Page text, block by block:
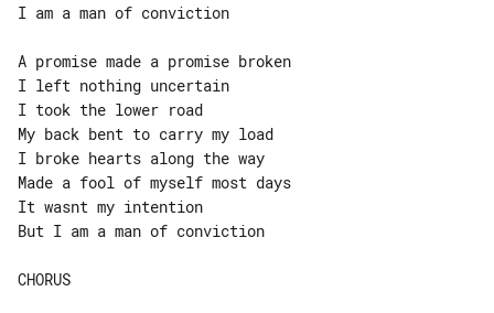
I am a man of conviction
A promise made a promise broken
I left nothing uncertain
I took the lower road
My back bent to carry my load
I broke hearts along the way
Made a fool of myself most days
It wasnt my intention
But I am a man of conviction
CHORUS